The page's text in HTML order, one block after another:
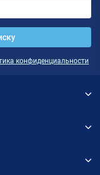
конфиденциальности